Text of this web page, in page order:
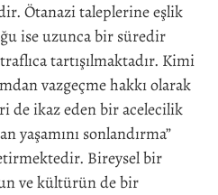
Ötanazi taleplerine eşlik
ise uzunca bir süredir
tartışılmaktadır. Kimi
vazgeçme hakkı olarak
de ikaz eden bir acelecilik
yaşamını sonlandırma”
Bireysel bir
ve kültürün de bir